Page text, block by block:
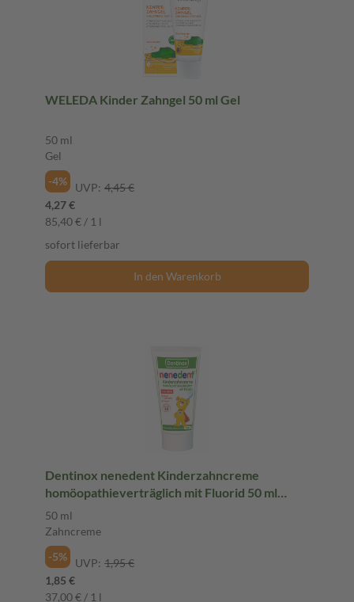
WELEDA Kinder Zahngel 50 ml Gel
50 ml
Gel
-4%
UVP: 4,45 €
4,27 €
85,40 € / 1 l
sofort lieferbar
In den Warenkorb
Dentinox nenedent Kinderzahncreme
homöopathieverträglich mit Fluorid 50 ml
Zahncreme
50 ml
Zahncreme
-5%
UVP: 1,95 €
1,85 €
37,00 € / 1 l